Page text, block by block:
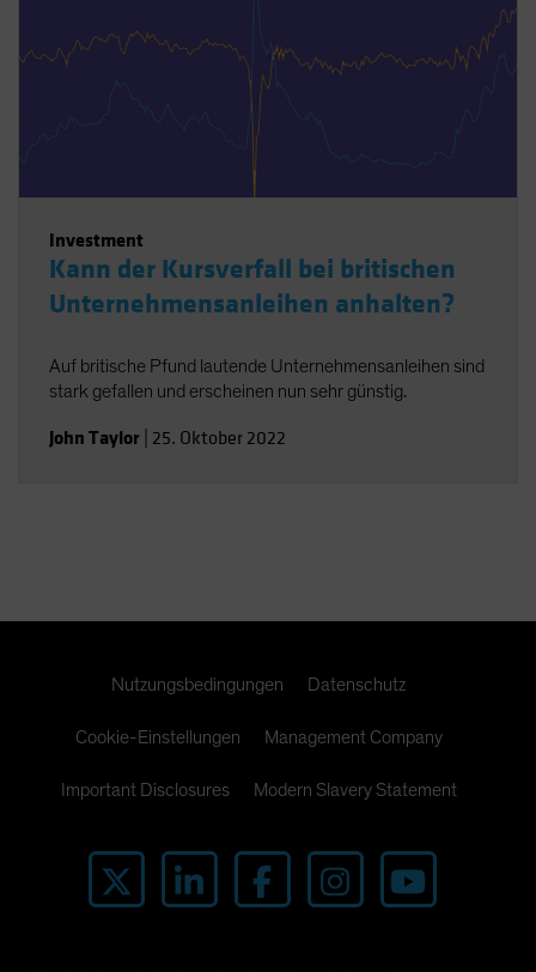
Investment
Kann der Kursverfall bei britischen
Unternehmensanleihen anhalten?
Auf britische Pfund lautende Unternehmensanleihen sind
stark gefallen und erscheinen nun sehr günstig.
John Taylor 25. Oktober 2022
Nutzungsbedingungen Datenschutz
Cookie-Einstellungen Management Company
Important Disclosures Modern Slavery Statement